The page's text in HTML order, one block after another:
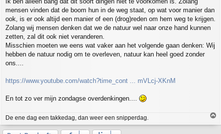
mensen vinden dat de boom hun in de weg staat, op wat voor manier dan
ook, is er ook altijd een manier of een (drog)reden om hem weg te krijgen.
Zolang wij mensen denken dat we de natuur wel naar onze hand kunnen
zetten, zal dit ook niet veranderen.
Misschien moeten we eens wat vaker aan het volgende gaan denken: Wij
hebben de natuur nodig om te overleven, natuur kan heel goed zonder
ons....
https://www.youtube.com/watch?time_cont ... mVLcj-XKnM
En tot zo ver mijn zondagse overdenkingen....
De ene dag een takkedag, dan weer een snipperdag.
o